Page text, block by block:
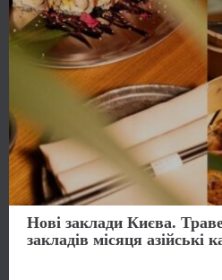
Нові заклади Києва.
закладів місяця азійські